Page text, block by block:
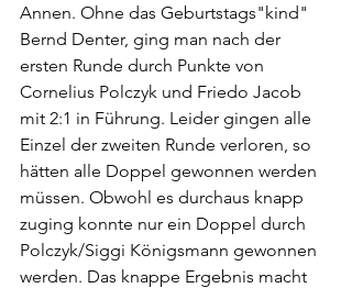
Annen. Ohne das Geburtstags"kind"
Bernd Denter, ging man nach der
ersten Runde durch Punkte von
Cornelius Polczyk und Friedo Jacob
mit 2:1 in Führung. Leider gingen alle
Einzel der zweiten Runde verloren, so
hätten alle Doppel gewonnen werden
müssen. Obwohl es durchaus knapp
zuging konnte nur ein Doppel durch
Polczyk/Siggi Königsmann gewonnen
werden. Das knappe Ergebnis macht